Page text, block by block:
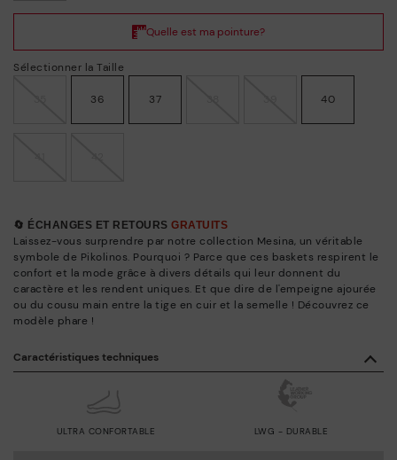
Sélectionner la Taille
36 37 40
🔄 ÉCHANGES ET RETOURS GRATUITS
Laissez-vous surprendre par notre collection Mesina, un véritable
symbole de Pikolinos. Pourquoi ? Parce que ces baskets respirent le
confort et la mode grâce à divers détails qui leur donnent du
caractère et les rendent uniques. Et que dire de l'empeigne ajourée
ou du cousu main entre la tige en cuir et la semelle ! Découvrez ce
modèle phare !
Caractéristiques techniques
ULTRA CONFORTABLE LWG - DURABLE